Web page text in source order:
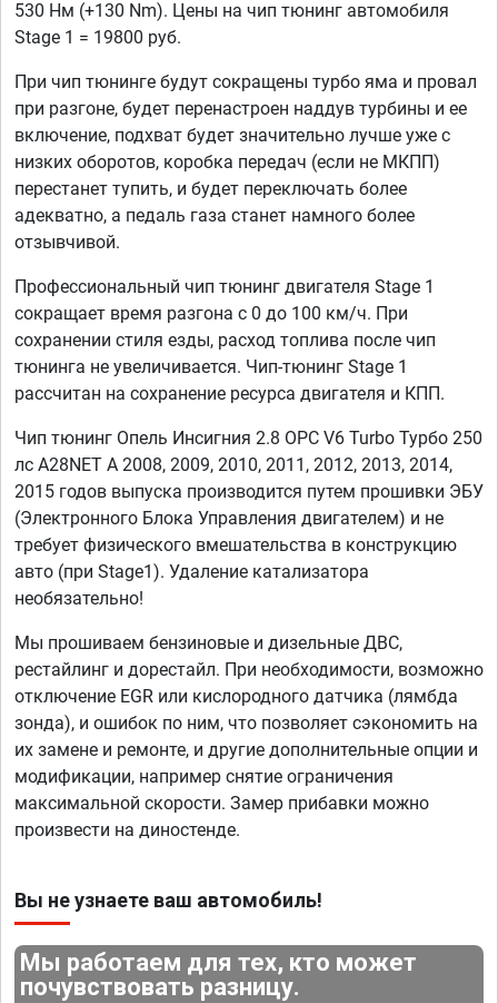
530 Нм (+130 Nm). Цены на чип тюнинг автомобиля
Stage 1 = 19800 руб.
При чип тюнинге будут сокращены турбо яма и провал
при разгоне, будет перенастроен наддув турбины и ее
включение, подхват будет значительно лучше уже с
низких оборотов, коробка передач (если не МКПП)
перестанет тупить, и будет переключать более
адекватно, а педаль газа станет намного более
отзывчивой.
Профессиональный чип тюнинг двигателя Stage 1
сокращает время разгона с 0 до 100 км/ч. При
сохранении стиля езды, расход топлива после чип
тюнинга не увеличивается. Чип-тюнинг Stage 1
рассчитан на сохранение ресурса двигателя и КПП.
Чип тюнинг Опель Инсигния 2.8 OPC V6 Turbo Турбо 250
лс A28NET A 2008, 2009, 2010, 2011, 2012, 2013, 2014,
2015 годов выпуска производится путем прошивки ЭБУ
(Электронного Блока Управления двигателем) и не
требует физического вмешательства в конструкцию
авто (при Stage1). Удаление катализатора
необязательно!
Мы прошиваем бензиновые и дизельные ДВС,
рестайлинг и дорестайл. При необходимости, возможно
отключение EGR или кислородного датчика (лямбда
зонда), и ошибок по ним, что позволяет сэкономить на
их замене и ремонте, и другие дополнительные опции и
модификации, например снятие ограничения
максимальной скорости. Замер прибавки можно
произвести на диностенде.
Вы не узнаете ваш автомобиль!
Мы работаем для тех, кто может
почувствовать разницу.